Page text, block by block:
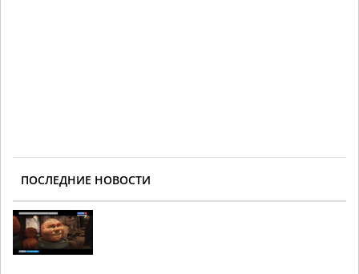
ПОСЛЕДНИЕ НОВОСТИ